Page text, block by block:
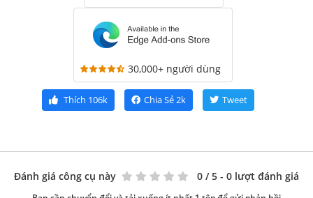
30,000+ người dùng
Thích 106k Chia Sẻ2k Tweet
Đánh giá công cụ này 0 / 5 - 0 lượt đánh giá